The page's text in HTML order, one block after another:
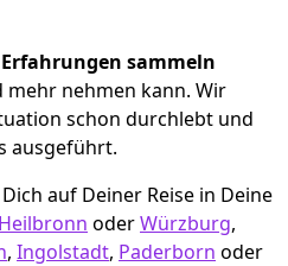
Erfahrungen sammeln
mehr nehmen kann. Wir
schon durchlebt und
ausgeführt.
auf Deiner Reise in Deine
Heilbronn oderWürzburg,
, Ingolstadt, Paderborn oder